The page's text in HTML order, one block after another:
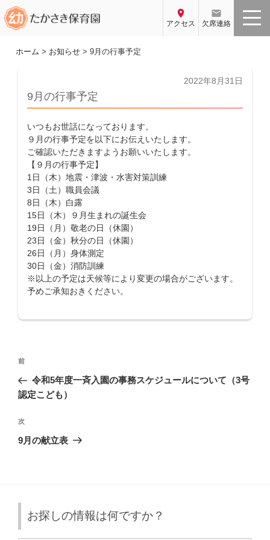
コ
ン
location_on
アクセス
email
欠席連絡
ホーム > お知らせ> 9月の行事予定
投
日:
2022年8月31日
9月の行事予定
いつもお世話になっております。
９月の行事予定を以下にお伝えいたします。
ご確認いただきますようお願いいたします。
【９月の行事予定】
1日（木）地震・津波・水害対策訓練
3日（土）職員会議
8日（木）白露
15日（木）９月生まれの誕生会
19日（月）敬老の日（休園）
23日（金）秋分の日（休園）
26日（月）身体測定
30日（金）消防訓練
※以上の予定は天候等により変更の場合がございます。
予めご承知おきください。
投
ナ
ゲ
ー
前
の
投
前
令和5年度一斉入園の事務スケジュールについて（3号
認定こども）
次
の
次
9月の献立表
お探しの情報は何ですか？